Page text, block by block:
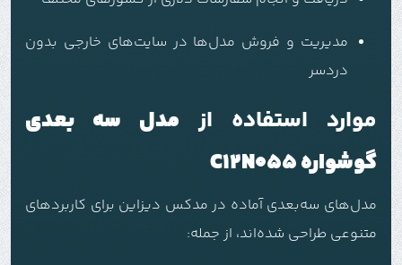
مدیریت و فروش مدل‌ها در سایت‌های خارجی بدون
دردسر
موارد استفاده از مدل سه بعدی
گوشواره C12N055
مدل‌های سه‌بعدی آماده در مدکس دیزاین برای کاربردهای
متنوعی طراحی شده‌اند، از جمله: